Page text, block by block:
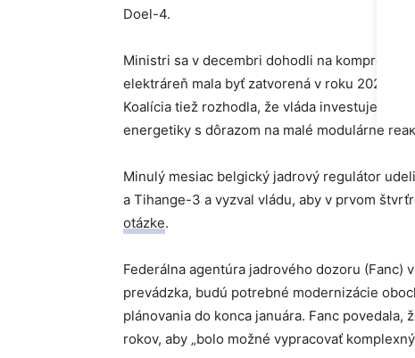
Doel-4.
Ministri sa v decembri dohodli na
elektráreň mala byť zatvorená v roku 2025,
Koalícia tiež rozhodla, že vláda investuje 100
energetiky s dôrazom na malé modulárne
Minulý mesiac belgický jadrový regulátor
a Tihange-3 a vyzval vládu, aby v prvom
otázke.
Federálna agentúra jadrového dozoru (Fanc)
prevádzka, budú potrebné modernizácie
plánovania do konca januára. Fanc
rokov, aby „bolo možné vypracovať